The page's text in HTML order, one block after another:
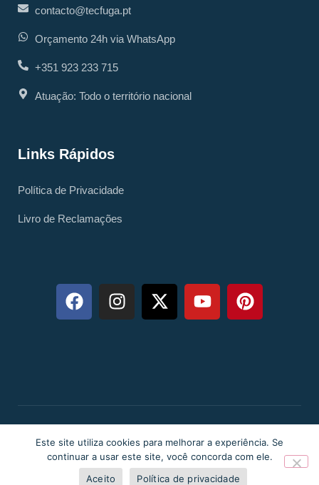
contacto@tecfuga.pt
Orçamento 24h via WhatsApp
+351 923 233 715
Atuação: Todo o território nacional
Links Rápidos
Política de Privacidade
Livro de Reclamações
Copyright © 2025 TecFuga
Este site utiliza cookies para melhorar a experiência. Se
continuar a usar este site, você concorda com ele.
Aceito
Política de privacidade